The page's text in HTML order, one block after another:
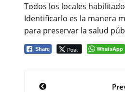
Todos los locales
Identificarlo es la manera
para preservar la salud
Share Post WhatsApp
Navegación